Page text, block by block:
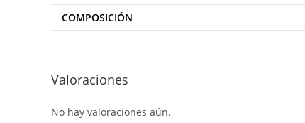
COMPOSICIÓN
Valoraciones
No hay valoraciones aún.